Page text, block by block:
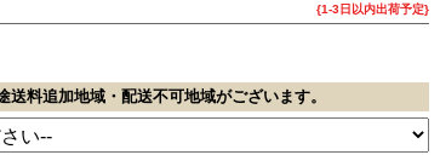
{1-3日以内出荷予定}
料追加地域・配送不可地域がございます。